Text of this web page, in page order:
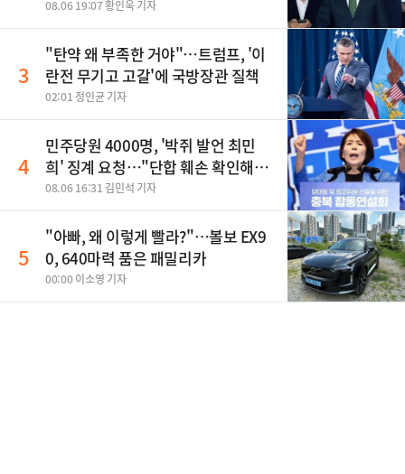
08.06 19:07 황인욱 기자
3
"탄약 왜 부족한 거야"…트럼프, '이
란전 무기고 고갈'에 국방장관 질책
02:01 정인균 기자
4
민주당원 4000명, '박쥐 발언 최민
희' 징계 요청…"단합 훼손 확인해
야"
08.06 16:31 김민석 기자
5
"아빠, 왜 이렇게 빨라?"…볼보 EX9
0, 640마력 품은 패밀리카
00:00 이소영 기자